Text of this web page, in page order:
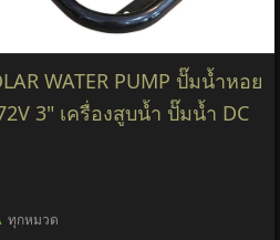
WATER PUMP ปั๊มน้ำหอย
3" เครื่องสูบน้ำ ปั๊มน้ำ DC
ทุกหมวด